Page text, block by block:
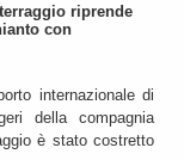
riprende
con
internazionale di
della compagnia
è stato costretto